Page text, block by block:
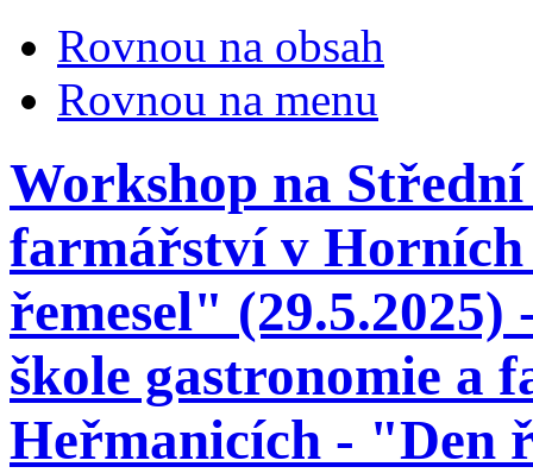
Rovnou na obsah
Rovnou na menu
Workshop na
farmářství v
řemesel"
škole gastronomie a
Heřmanicích - "Den